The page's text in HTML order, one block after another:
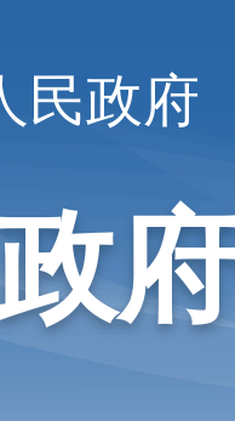
民政府